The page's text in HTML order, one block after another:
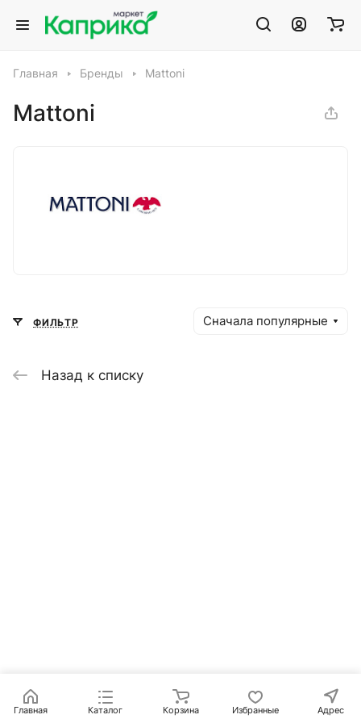
Главная Бренды Mattoni
Mattoni
ФИЛЬТР Сначала популярные
Назад к списку
Главная Каталог Корзина Избранные Адрес